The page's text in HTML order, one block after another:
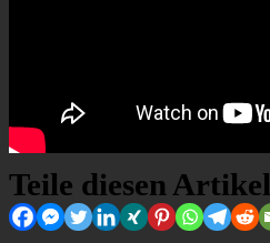
Teile diesen Artikel